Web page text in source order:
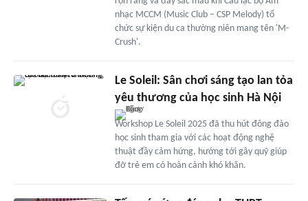
nhạc MCCM (Music Club – CSP Melody) tổ
chức sự kiện du ca thường niên mang tên 'M-
Crush'.
Le Soleil: Sân chơi sáng tạo lan tỏa
yêu thương của học sinh Hà Nội
Workshop Le Soleil 2025 đã thu hút đông đảo
học sinh tham gia với các hoạt động nghệ
thuật đầy cảm hứng, hướng tới gây quỹ giúp
đỡ trẻ em có hoàn cảnh khó khăn.